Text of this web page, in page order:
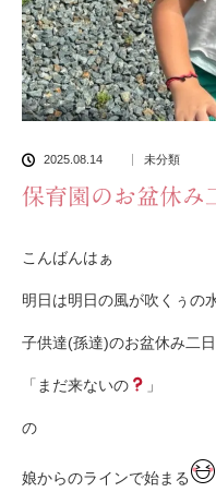
2025.08.14 未分類
保育園のお盆休み
こんばんはぁ
明日は明日の風が吹くぅの
子供達(孫達)のお盆休み二日
「まだ来ないの 」
の
娘からのラインで始まる